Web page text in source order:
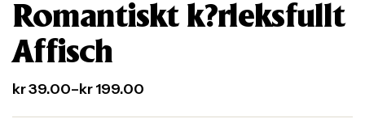
Romantiskt k?rleksfullt
Affisch
kr39.00–kr199.00